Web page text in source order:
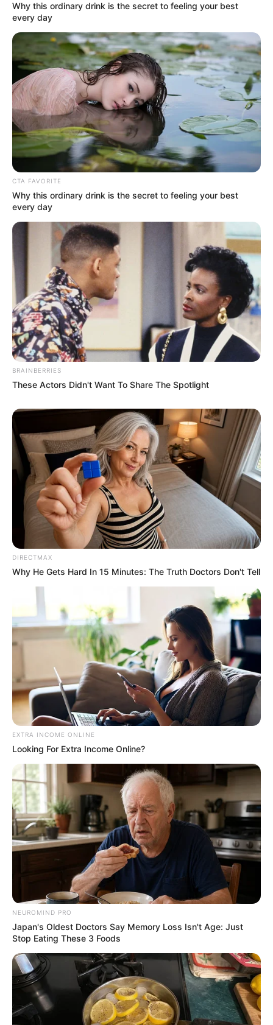
Why this ordinary drink is the secret to feeling your best
every day
CTA FAVORITE
Why this ordinary drink is the secret to feeling your best
every day
BRAINBERRIES
These Actors Didn't Want To Share The Spotlight
DIRECTMAX
Why He Gets Hard In 15 Minutes: The Truth Doctors Don't Tell
EXTRA INCOME ONLINE
Looking For Extra Income Online?
NEUROMIND PRO
Japan's Oldest Doctors Say Memory Loss Isn't Age: Just
Stop Eating These 3 Foods